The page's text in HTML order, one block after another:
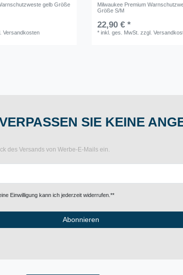
gelb Größe
Versandkosten
Milwaukee Premium
Größe S/M
22,90 € *
*inkl. ges. MwSt. zzgl.
SIE KEINE
des Versands von Werbe-E-Mails ein.
Einwilligung kann ich jederzeit widerrufen.**
Abonnieren